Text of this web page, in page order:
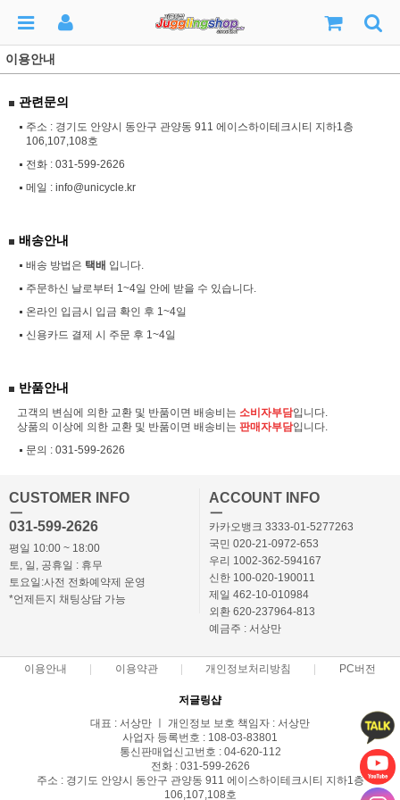
이용안내
관련문의
주소 : 경기도 안양시 동안구 관양동 911 에이스하이테크시티 지하1층
106,107,108호
전화 : 031-599-2626
메일 : info@unicycle.kr
배송안내
배송 방법은 택배 입니다.
주문하신 날로부터 1~4일 안에 받을 수 있습니다.
온라인 입금시 입금 확인 후 1~4일
신용카드 결제 시 주문 후 1~4일
반품안내
고객의 변심에 의한 교환 및 반품이면 배송비는 소비자부담입니다.
상품의 이상에 의한 교환 및 반품이면 배송비는 판매자부담입니다.
문의 : 031-599-2626
CUSTOMER INFO
ㅡ
031-599-2626
평일 10:00 ~ 18:00
토, 일, 공휴일 : 휴무
토요일:사전 전화예약제 운영
*언제든지 채팅상담 가능
ACCOUNT INFO
ㅡ
카카오뱅크 3333-01-5277263
국민 020-21-0972-653
우리 1002-362-594167
신한 100-020-190011
제일 462-10-010984
외환 620-237964-813
예금주 : 서상만
이용안내 이용약관 개인정보처리방침 PC버전
저글링샵
대표 : 서상만 ㅣ 개인정보 보호 책임자 : 서상만
사업자 등록번호 : 108-03-83801
통신판매업신고번호 : 04-620-112
전화 : 031-599-2626
주소 : 경기도 안양시 동안구 관양동 911 에이스하이테크시티 지하1층
106,107,108호